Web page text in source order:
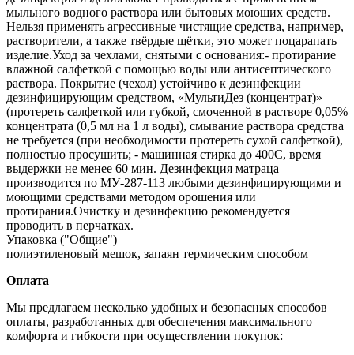
мыльного водного раствора или бытовых моющих средств.
Нельзя применять агрессивные чистящие средства, например,
растворители, а также твёрдые щётки, это может поцарапать
изделие.Уход за чехлами, снятыми с основания:- протирание
влажной салфеткой с помощью воды или антисептического
раствора. Покрытие (чехол) устойчиво к дезинфекции
дезинфицирующим средством, «МультиДез (концентрат)»
(протереть салфеткой или губкой, смоченной в растворе 0,05%
концентрата (0,5 мл на 1 л воды), смывание раствора средства
не требуется (при необходимости протереть сухой салфеткой),
полностью просушить; - машинная стирка до 400С, время
выдержки не менее 60 мин. Дезинфекция матраца
производится по МУ‐287‐113 любыми дезинфицирующими и
моющими средствами методом орошения или
протирания.Очистку и дезинфекцию рекомендуется
проводить в перчатках.
Упаковка ("Общие")
полиэтиленовый мешок, запаян термическим способом
Оплата
Мы предлагаем несколько удобных и безопасных способов
оплаты, разработанных для обеспечения максимального
комфорта и гибкости при осуществлении покупок: